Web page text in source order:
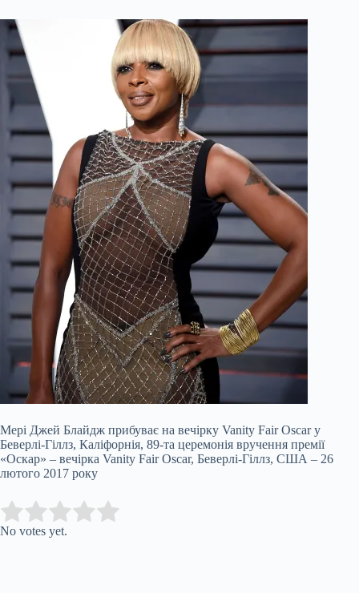
Мері Джей Блайдж прибуває на вечірку Vanity Fair Oscar у
Беверлі-Гіллз, Каліфорнія, 89-та церемонія вручення премії
«Оскар» – вечірка Vanity Fair Oscar, Беверлі-Гіллз, США – 26
лютого 2017 року
Rate this item:
No votes yet.